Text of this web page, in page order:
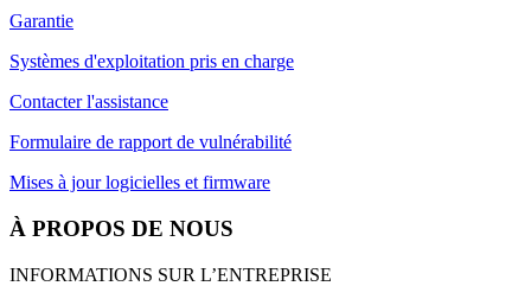
Garantie
Systèmes d'exploitation pris en charge
Contacter l'assistance
Formulaire de rapport de vulnérabilité
Mises à jour logicielles et firmware
À PROPOS DE NOUS
INFORMATIONS SUR L’ENTREPRISE